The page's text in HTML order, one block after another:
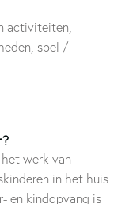
activiteiten,
spel /
werk van
in het huis
en kindopvang is